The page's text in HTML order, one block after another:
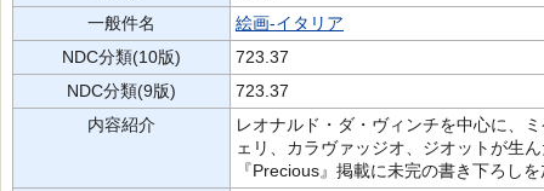
一般件名
絵画-イタリア
NDC分類(10版)
723.37
NDC分類(9版)
723.37
内容紹介
レオナルド・ダ・ヴィンチを中心に、
ェリ、カラヴァッジオ、ジオットが生
『Precious』掲載に未完の書き下ろし